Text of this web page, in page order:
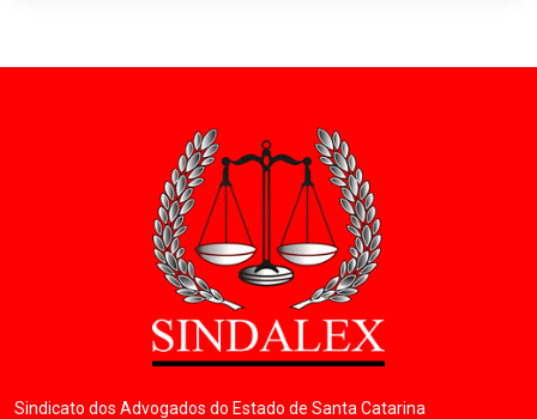
Sindicato dos Advogados do Estado de Santa Catarina